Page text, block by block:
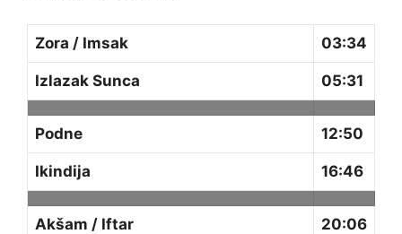
Zora / Imsak 03:34
Izlazak Sunca 05:31
Podne 12:50
Ikindija 16:46
Akšam / Iftar 20:06